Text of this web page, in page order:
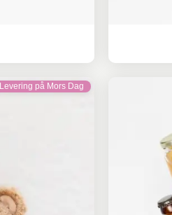
Levering på Mors Dag